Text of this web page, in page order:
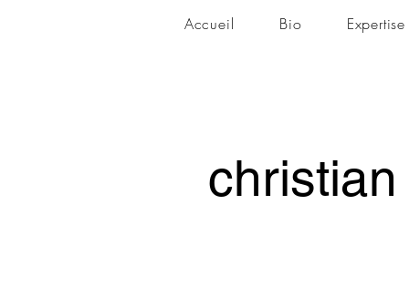
Accueil Bio Expertise
christian
christian